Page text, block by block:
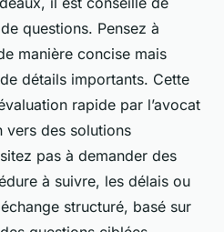
questions. Pensez à
manière concise mais
détails importants. Cette
rapide par l’avocat
vers des solutions
pas à demander des
à suivre, les délais ou
structuré, basé sur